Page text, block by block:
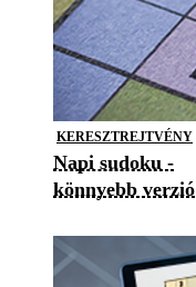
KERESZTREJTVÉNY
Napi sudoku -
könnyebb verzió